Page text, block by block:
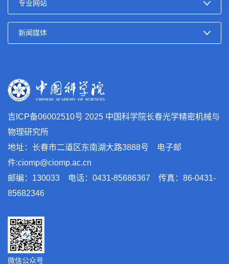
吉ICP备06002510号 2025 中国科学院长春光学精密机械与
物理研究所
地址：长春市二道区东南湖大路3888号 电子邮
件:ciomp@ciomp.ac.cn
邮编：130033 电话：0431-85686367 传真：86-0431-
85682346
微信公众号